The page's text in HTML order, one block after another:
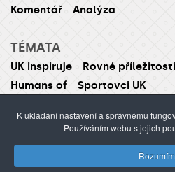
Komentář
Analýza
TÉMATA
UK inspiruje Rovné příležitosti
Humans of
Sportovci UK
Publikování nebo šíření
K ukládání nastavení a správnému
Používáním webu s jejich
Rozumím